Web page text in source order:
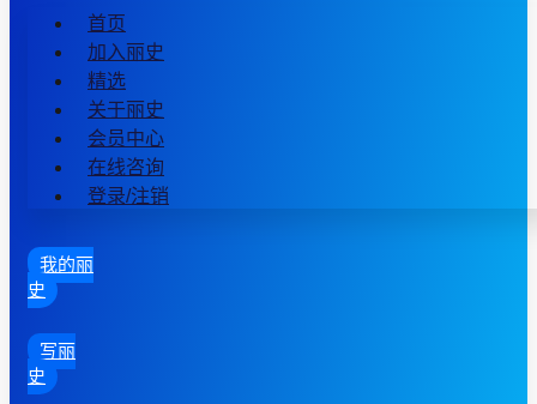
首页
加入丽史
精选
关于丽史
会员中心
在线咨询
登录/注销
我的丽
史
写丽
史